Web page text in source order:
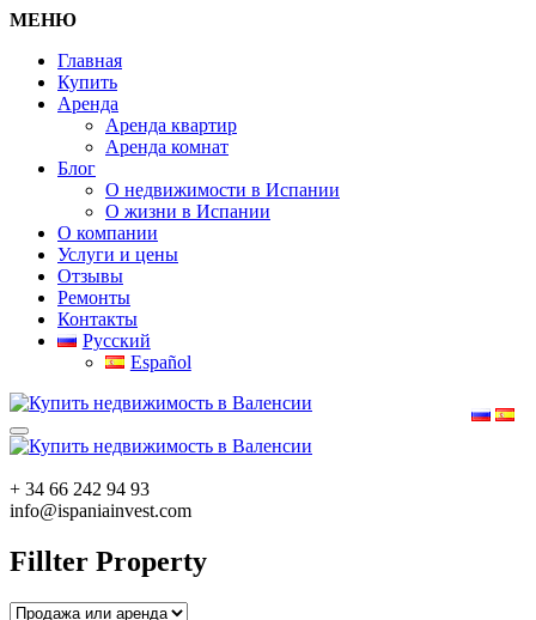
МЕНЮ
Главная
Купить
Аренда
Аренда квартир
Аренда комнат
Блог
О недвижимости в Испании
О жизни в Испании
О компании
Услуги и цены
Отзывы
Ремонты
Контакты
Русский
Español
+ 34 66 242 94 93
info@ispaniainvest.com
Fillter Property